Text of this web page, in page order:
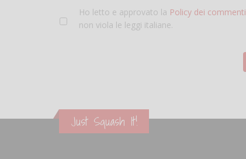
Ho letto e approvato la Policy dei commenti
non viola le leggi italiane.
Just Squash It!